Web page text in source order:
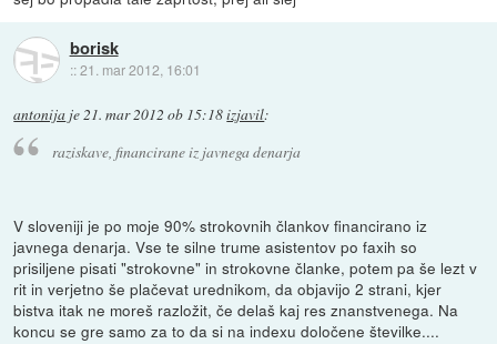
borisk
::21. mar 2012, 16:01
antonija je21. mar 2012 ob 15:18izjavil:
raziskave, financirane iz javnega denarja
V sloveniji je po moje 90% strokovnih člankov financirano iz
javnega denarja. Vse te silne trume asistentov po faxih so
prisiljene pisati "strokovne" in strokovne članke, potem pa še lezt v
rit in verjetno še plačevat urednikom, da objavijo 2 strani, kjer
bistva itak ne moreš razložit, če delaš kaj res znanstvenega. Na
koncu se gre samo za to da si na indexu določene številke....